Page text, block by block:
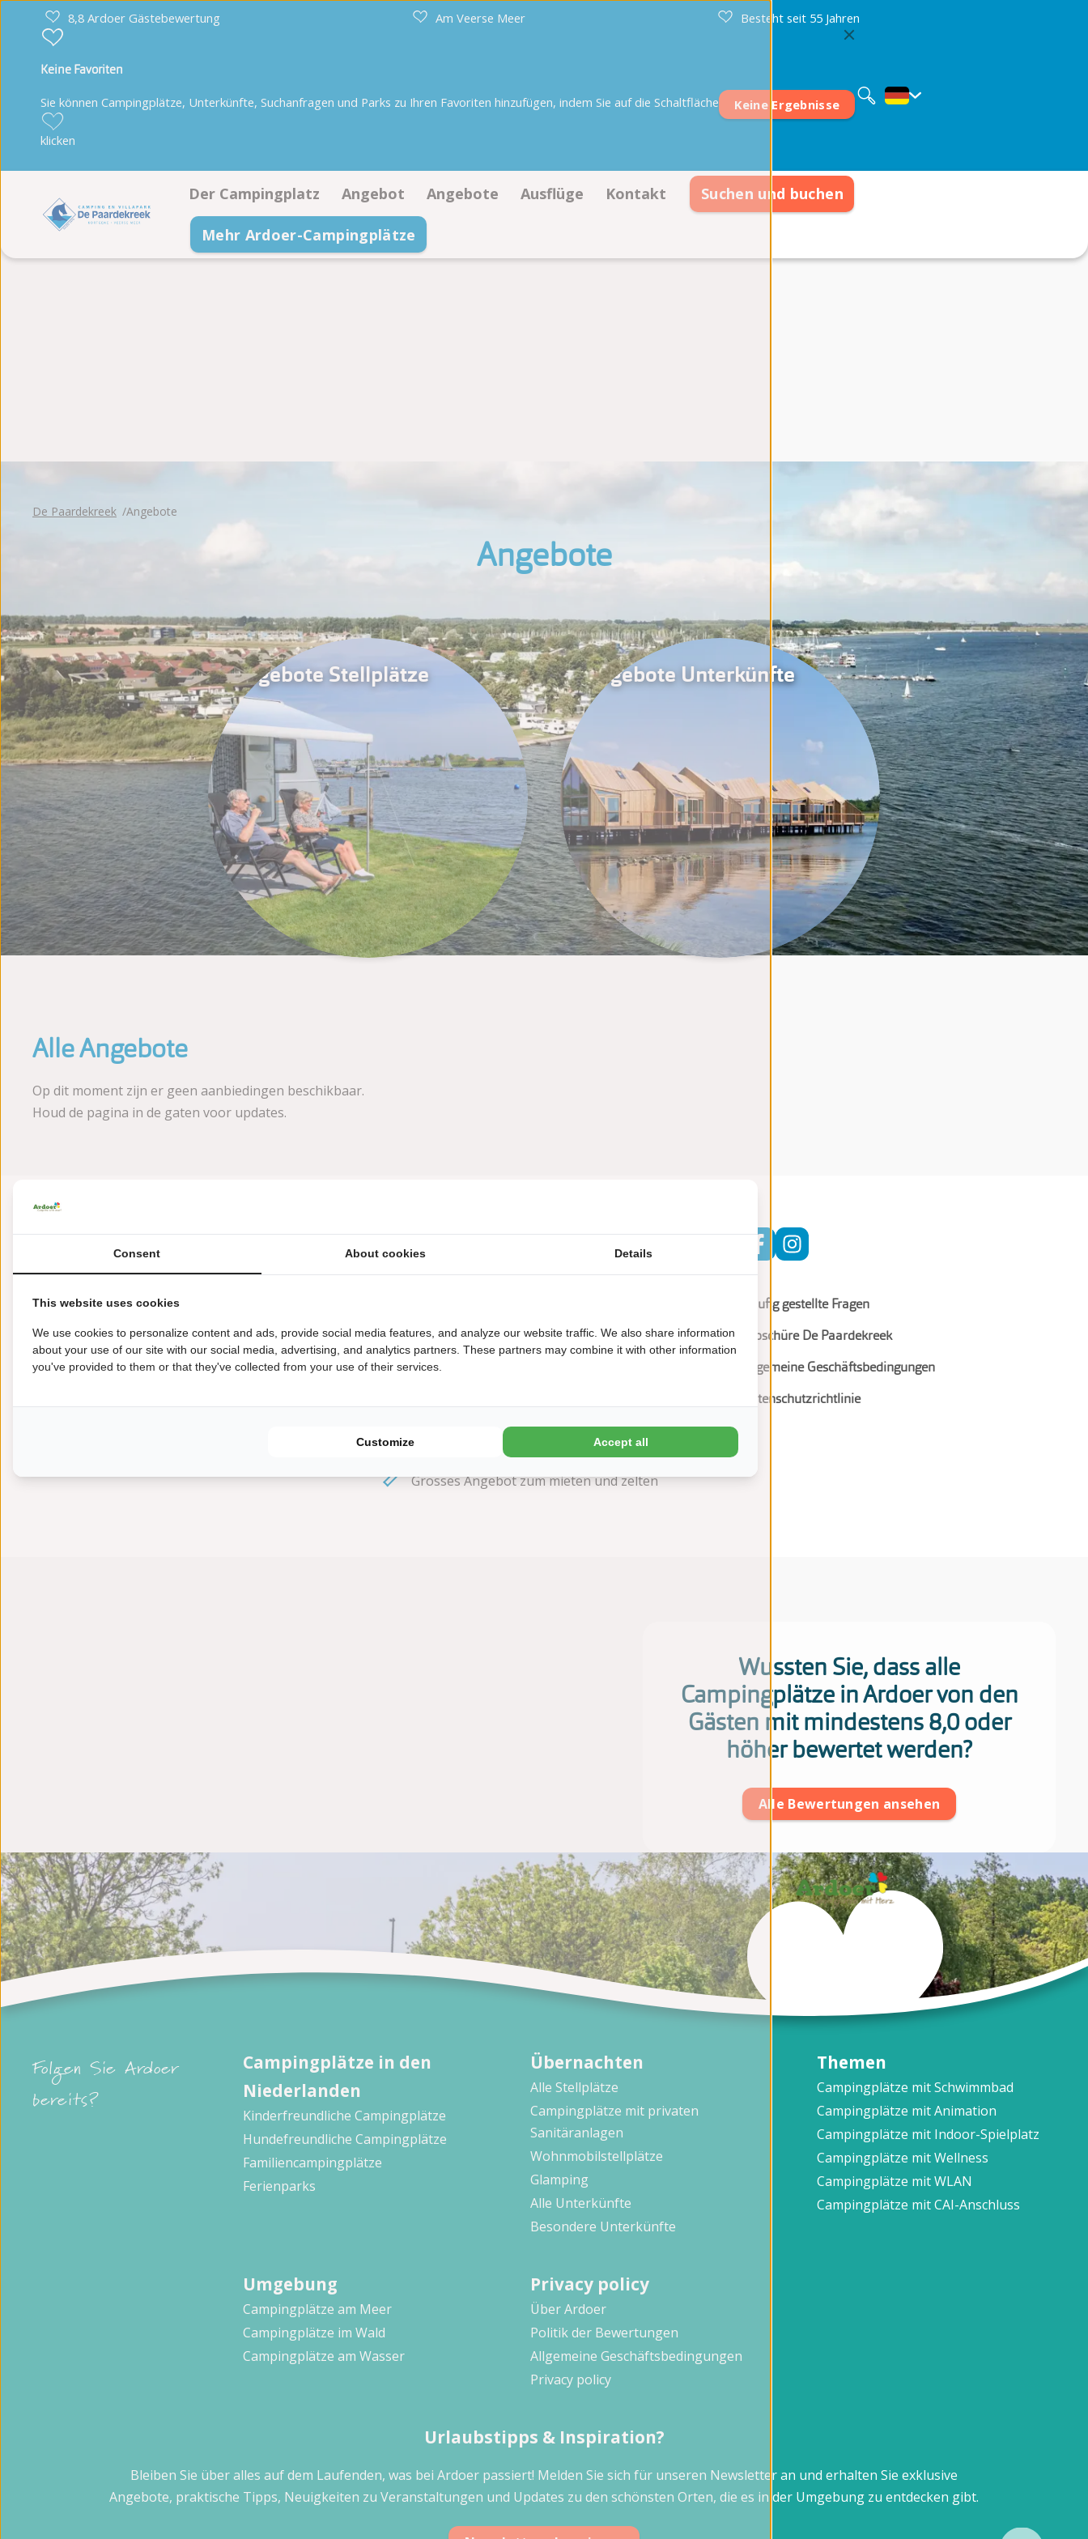
8,8 Ardoer Gästebewertung Am Veerse Meer Besteht seit 55 Jahren
Keine Ergebnisse
Keine Favoriten
Sie können Campingplätze, Unterkünfte, Suchanfragen und Parks zu Ihren Favoriten hinzufügen, indem Sie auf die Schaltfläche
klicken
Nederlands
Français
Der Campingplatz
Einrichtungen
Angebot
Stellplätze
Angebote Ausflüge Kontakt Suchen und buchen
Mehr Ardoer-Campingplätze
De Paardekreek Angebote
Angebote
Angebote Stellplätze Angebote Unterkünfte
Alle Angebote
Op dit moment zijn er geen aanbiedingen beschikbaar.
Houd de pagina in de gaten voor updates.
Havenweg 1
4484 NT Kortgene
Wasserreicher Park direkt gelegen am Veerse
Meer
Alt
Überdachtes Wasserspielparadies mit cooler
Animationsteam während den Feiertagen und
Schulferien
Grosses Angebot zum mieten und zelten
Häufig gestellte Fragen
Broschüre De Paardekreek
Allgemeine Geschäftsbedingungen
Datenschutzrichtlinie
Wussten Sie, dass alle
Campingplätze in Ardoer von den
Gästen mit mindestens 8,0 oder
höher bewertet werden?
Alle Bewertungen ansehen
Folgen Sie Ardoer
bereits?
Campingplätze in den
Niederlanden
Kinderfreundliche Campingplätze
Hundefreundliche Campingplätze
Familiencampingplätze
Ferienparks
Übernachten
Alle Stellplätze
Campingplätze mit privaten
Sanitäranlagen
Wohnmobilstellplätze
Glamping
Alle Unterkünfte
Besondere Unterkünfte
Themen
Campingplätze mit Schwimmbad
Campingplätze mit Animation
Campingplätze mit Indoor-Spielplatz
Campingplätze mit Wellness
Campingplätze mit WLAN
Campingplätze mit CAI-Anschluss
Umgebung
Campingplätze am Meer
Campingplätze im Wald
Campingplätze am Wasser
Privacy policy
Über Ardoer
Politik der Bewertungen
Allgemeine Geschäftsbedingungen
Privacy policy
Urlaubstipps & Inspiration?
Bleiben Sie über alles auf dem Laufenden, was bei Ardoer passiert! Melden Sie sich für unseren Newsletter an und erhalten Sie exklusive
Angebote, praktische Tipps, Neuigkeiten zu Veranstaltungen und Updates zu den schönsten Orten, die es in der Umgebung zu entdecken gibt.
Consent About cookies Details
This website uses cookies
We use cookies to personalize content and ads, provide social media features, and analyze our website traffic. We also share information
about your use of our site with our social media, advertising, and analytics partners. These partners may combine it with other information
you've provided to them or that they've collected from your use of their services.
Customize Accept all